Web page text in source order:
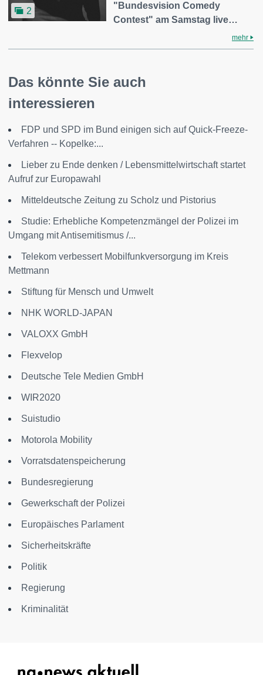
2
"Bundesvision Comedy
Contest" am Samstag live…
mehr
Das könnte Sie auch
interessieren
FDP und SPD im Bund einigen sich auf Quick-Freeze-
Verfahren -- Kopelke:...
Lieber zu Ende denken / Lebensmittelwirtschaft startet
Aufruf zur Europawahl
Mitteldeutsche Zeitung zu Scholz und Pistorius
Studie: Erhebliche Kompetenzmängel der Polizei im
Umgang mit Antisemitismus /...
Telekom verbessert Mobilfunkversorgung im Kreis
Mettmann
Stiftung für Mensch und Umwelt
NHK WORLD-JAPAN
VALOXX GmbH
Flexvelop
Deutsche Tele Medien GmbH
WIR2020
Suistudio
Motorola Mobility
Vorratsdatenspeicherung
Bundesregierung
Gewerkschaft der Polizei
Europäisches Parlament
Sicherheitskräfte
Politik
Regierung
Kriminalität